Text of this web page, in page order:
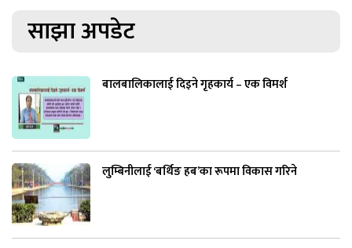
साझा अपडेट
बालबालिकालाई दिइने गृहकार्य – एक विमर्श
लुम्बिनीलाई ‘बर्थिङ हब’का रूपमा विकास गरिने